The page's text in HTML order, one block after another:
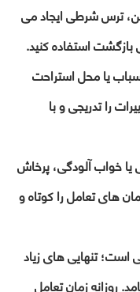
ترس شرطی ایجاد می
بازگشت استفاده کنید.
یا محل استراحت
را تدریجی و با
خواب آلودگی، پرخاش
های تعامل را کوتاه و
است؛ تنهایی های زیاد
روزانه زمان تعامل